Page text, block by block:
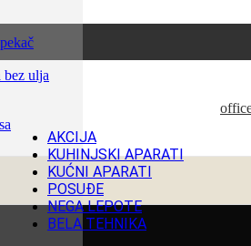
ulja
AKCIJA
KUHINJSKI APARATI
KUĆNI APARATI
POSUĐE
NEGA LEPOTE
BELA TEHNIKA